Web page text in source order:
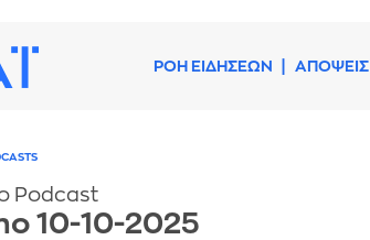
ΡΟΗ ΕΙΔΗΣΕΩΝ ΑΠΟΨΕΙΣ
Podcast
10-10-2025